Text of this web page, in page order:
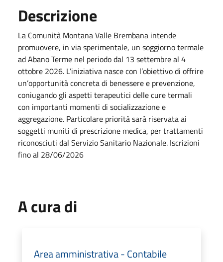
Descrizione
La Comunità Montana Valle Brembana intende
promuovere, in via sperimentale, un soggiorno termale
ad Abano Terme nel periodo dal 13 settembre al 4
ottobre 2026. L’iniziativa nasce con l’obiettivo di offrire
un’opportunità concreta di benessere e prevenzione,
coniugando gli aspetti terapeutici delle cure termali
con importanti momenti di socializzazione e
aggregazione. Particolare priorità sarà riservata ai
soggetti muniti di prescrizione medica, per trattamenti
riconosciuti dal Servizio Sanitario Nazionale. Iscrizioni
fino al 28/06/2026
A cura di
Area amministrativa - Contabile